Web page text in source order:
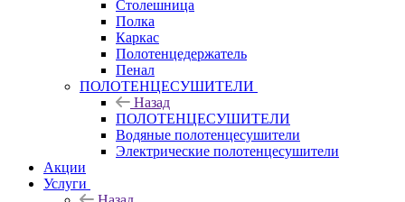
Столешница
Полка
Каркас
Полотенцедержатель
Пенал
ПОЛОТЕНЦЕСУШИТЕЛИ
Назад
ПОЛОТЕНЦЕСУШИТЕЛИ
Водяные полотенцесушители
Электрические полотенцесушители
Акции
Услуги